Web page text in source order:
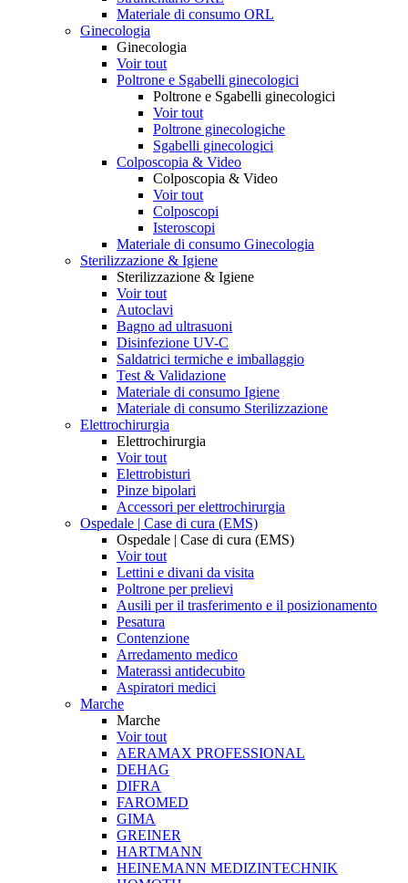
Materiale di consumo ORL
Ginecologia
Ginecologia
Voir tout
Poltrone e Sgabelli ginecologici
Poltrone e Sgabelli ginecologici
Voir tout
Poltrone ginecologiche
Sgabelli ginecologici
Colposcopia & Video
Colposcopia & Video
Voir tout
Colposcopi
Isteroscopi
Materiale di consumo Ginecologia
Sterilizzazione & Igiene
Sterilizzazione & Igiene
Voir tout
Autoclavi
Bagno ad ultrasuoni
Disinfezione UV-C
Saldatrici termiche e imballaggio
Test & Validazione
Materiale di consumo Igiene
Materiale di consumo Sterilizzazione
Elettrochirurgia
Elettrochirurgia
Voir tout
Elettrobisturi
Pinze bipolari
Accessori per elettrochirurgia
Ospedale | Case di cura (EMS)
Ospedale | Case di cura (EMS)
Voir tout
Lettini e divani da visita
Poltrone per prelievi
Ausili per il trasferimento e il posizionamento
Pesatura
Contenzione
Arredamento medico
Materassi antidecubito
Aspiratori medici
Marche
Marche
Voir tout
AERAMAX PROFESSIONAL
DEHAG
DIFRA
FAROMED
GIMA
GREINER
HARTMANN
HEINEMANN MEDIZINTECHNIK